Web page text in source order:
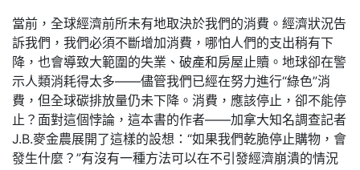
當前，全球經濟前所未有地取決於我們的消費。經濟狀況告
訴我們，我們必須不斷增加消費，哪怕人們的支出稍有下
降，也會導致大範圍的失業、破產和房屋止贖。地球卻在警
示人類消耗得太多——儘管我們已經在努力進行“綠色”消
費，但全球碳排放量仍未下降。消費，應該停止，卻不能停
止？面對這個悖論，這本書的作者——加拿大知名調查記者
J.B.麥金農展開了這樣的設想：“如果我們乾脆停止購物，會
發生什麼？”有沒有一種方法可以在不引發經濟崩潰的情況